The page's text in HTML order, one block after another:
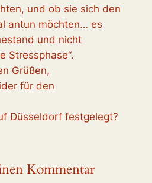
und ob sie sich den
antun möchten… es
und nicht
Stressphase“.
Grüßen,
für den
Düsseldorf festgelegt?
Kommentar